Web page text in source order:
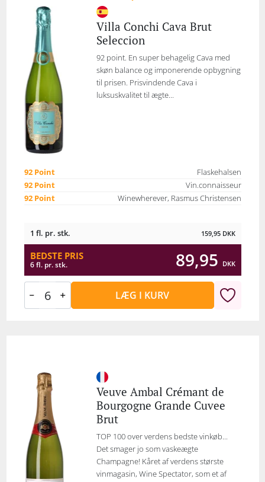
Villa Conchi Cava Brut
Seleccion
92 point. En super behagelig Cava med
skøn balance og imponerende opbygning
til prisen. Prisvindende Cava i
luksuskvalitet til ægte...
92 Point
Flaskehalsen
92 Point
Vin.connaisseur
92 Point
Winewherever, Rasmus Christensen
1 fl. pr. stk. 159,95 DKK
BEDSTE PRIS
6 fl. pr. stk. 89,95 DKK
LÆG I KURV
Veuve Ambal Crémant de
Bourgogne Grande Cuvee
Brut
TOP 100 over verdens bedste vinkøb...
Det smager jo som vaskeægte
Champagne! Kåret af verdens største
vinmagasin, Wine Spectator, som et af